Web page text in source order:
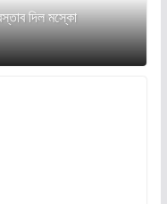
দিল মস্কো